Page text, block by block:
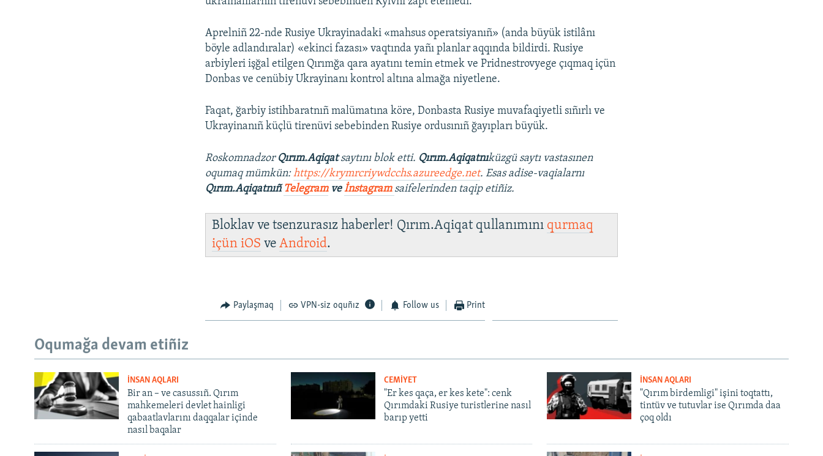
Aprelniñ 22-nde Rusiye Ukrayinadaki «mahsus operatsiyanıñ» (anda büyük istilânı
böyle adlandıralar) «ekinci fazası» vaqtında yañı planlar aqqında bildirdi. Rusiye
arbiyleri işğal etilgen Qırımğa qara ayatını temin etmek ve Pridnestrovyege çıqmaq içün
Donbas ve cenübiy Ukrayinanı kontrol altına almağa niyetlene.
Faqat, ğarbiy istihbaratnıñ malümatına köre, Donbasta Rusiye muvafaqiyetli sıñırlı ve
Ukrayinanıñ küçlü tirenüvi sebebinden Rusiye ordusınıñ ğayıpları büyük.
Roskomnadzor Qırım.Aqiqatsaytını blok etti. Qırım.Aqiqatnıküzgü saytı vastasınen
oqumaq mümkün:https://krymrcriywdcchs.azureedge.net. Esas adise-vaqialarnı
Qırım.AqiqatnıñTelegramveİnstagram saifelerinden taqip etiñiz.
Bloklav ve tsenzurasız haberler! Qırım.Aqiqat qullanımını qurmaq
içüniOS veAndroid.
Paylaşmaq VPN-siz oquñız Follow us Print
Oqumağa devam etiñiz
İNSAN AQLARI
Bir an – ve casussıñ. Qırım
mahkemeleri devlet hainligi
qabaatlavlarını daqqalar içinde
nasıl baqalar
CEMİYET
"Er kes qaça, er kes kete": cenk
Qırımdaki Rusiye turistlerine nasıl
barıp yetti
İNSAN AQLARI
"Qırım birdemligi" işini toqtattı,
tintüv ve tutuvlar ise Qırımda daa
çoq oldı